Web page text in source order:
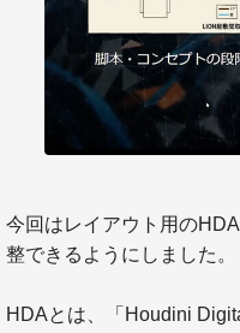
今回はレイアウト用の
整できるようにしました。
HDAとは、「Houdini